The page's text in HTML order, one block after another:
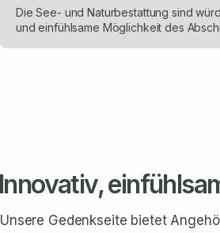
Die See- und Naturbestattung sind
und einfühlsame Möglichkeit des
Unsere Gedenkseite bietet